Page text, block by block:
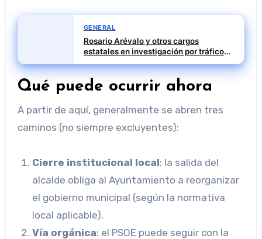
GENERAL
Rosario Arévalo y otros cargos
estatales en investigación por tráfico
de influencias
Qué puede ocurrir ahora
A partir de aquí, generalmente se abren tres
caminos (no siempre excluyentes):
Cierre institucional local: la salida del
alcalde obliga al Ayuntamiento a reorganizar
el gobierno municipal (según la normativa
local aplicable).
Vía orgánica: el PSOE puede seguir con la